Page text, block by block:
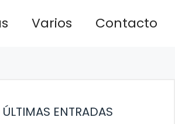
Varios Contacto
ÚLTIMAS ENTRADAS